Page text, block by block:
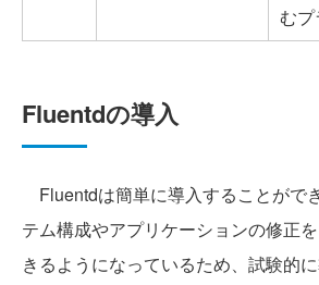
む
Fluentdの導入
Fluentdは簡単に導入することがで
テム構成やアプリケーションの修正
きるようになっているため、試験的